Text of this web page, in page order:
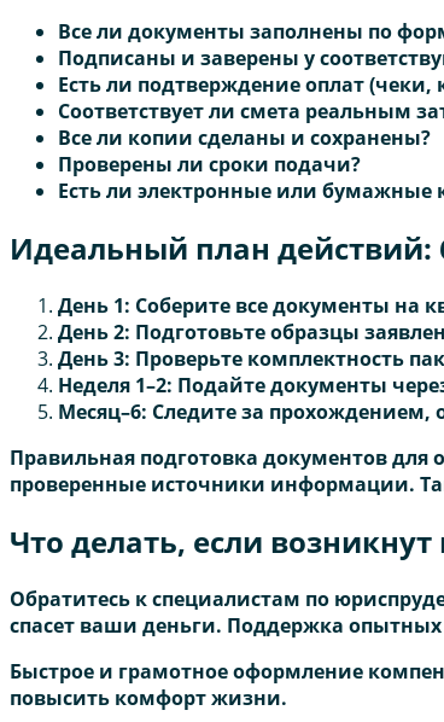
Все ли документы заполнены по
Подписаны и заверены у
Есть ли подтверждение оплат (чеки,
Соответствует ли смета реальным
Все ли копии сделаны и сохранены?
Проверены ли сроки подачи?
Есть ли электронные или бумажные
Идеальный план действий:
День 1: Соберите все документы на
День 2: Подготовьте образцы
День 3: Проверьте комплектность
Неделя 1–2: Подайте документы
Месяц–6: Следите за
Правильная подготовка документов
проверенные источники информации.
Что делать, если
Обратитесь к специалистам по
спасет ваши деньги. Поддержка опытных
Быстрое и грамотное оформление
повысить комфорт жизни.